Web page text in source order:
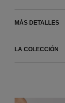
MÁS DETALLES
LA COLECCIÓN